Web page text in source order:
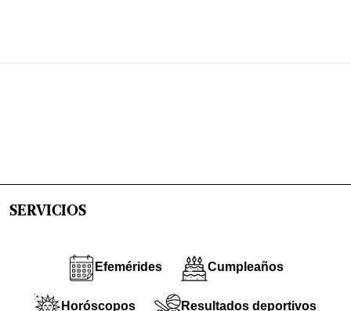
SERVICIOS
Efemérides Cumpleaños
Horóscopos Resultados deportivos